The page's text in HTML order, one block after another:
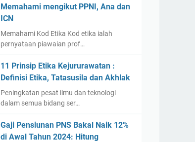
Memahami mengikut PPNI, Ana dan
ICN
Memahami Kod Etika Kod etika ialah
pernyataan piawaian prof…
11 Prinsip Etika Kejururawatan :
Definisi Etika, Tatasusila dan Akhlak
Peningkatan pesat ilmu dan teknologi
dalam semua bidang ser…
Gaji Pensiunan PNS Bakal Naik 12%
di Awal Tahun 2024: Hitung